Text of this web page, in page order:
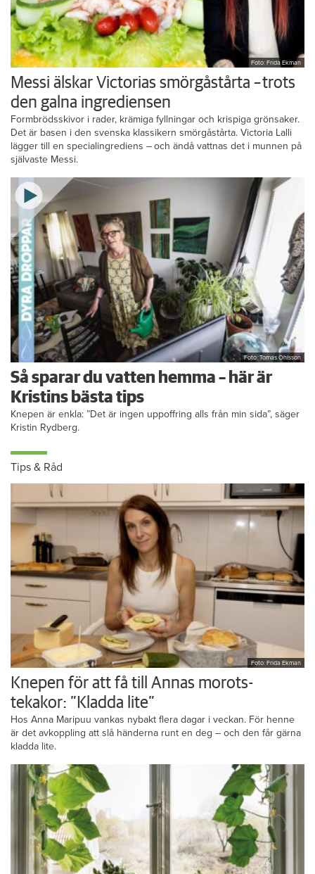
Foto: Frida Ekman
Messi älskar Victorias smörgåstårta – trots
den galna ingrediensen
Formbrödsskivor i rader, krämiga fyllningar och krispiga grönsaker.
Det är basen i den svenska klassikern smörgåstårta. Victoria Lalli
lägger till en specialingrediens – och ändå vattnas det i munnen på
självaste Messi.
Foto: Tomas Ohlsson
Så sparar du vatten hemma – här är
Kristins bästa tips
Knepen är enkla: ”Det är ingen uppoffring alls från min sida”, säger
Kristin Rydberg.
Tips & Råd
Foto: Frida Ekman
Knepen för att få till Annas morots-
tekakor: ”Kladda lite”
Hos Anna Maripuu vankas nybakt flera dagar i veckan. För henne
är det avkoppling att slå händerna runt en deg – och den får gärna
kladda lite.